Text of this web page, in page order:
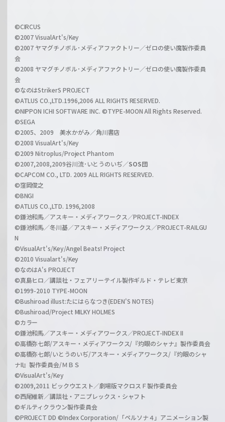
a
r
z
i
l
h
a
n
l
©CIRCUS
©2007 VisualArt's/Key
©2007 ヤマグチノボル･メディアファクトリー／ゼロの使い魔製作委員
会
©2008 ヤマグチノボル･メディアファクトリー／ゼロの使い魔製作委員
会
©なのはStrikerS PROJECT
©ATLUS CO.,LTD.1996,2006 ALL RIGHTS RESERVED.
©NIPPON ICHI SOFTWARE INC. ©TYPE-MOON All Rights Reserved.
©SEGA
©2005、2009 美水かがみ／角川書店
©2008 VisualArt's/Key
©2009 Nitroplus/Project Phantom
©2007,2008,2009谷川流･いとうのいぢ／SOS団
©CAPCOM CO., LTD. 2009 ALL RIGHTS RESERVED.
©窪岡俊之
©BNGI
©ATLUS CO.,LTD. 1996,2008
©鎌池和馬／アスキー・メディアワークス／PROJECT-INDEX
©鎌池和馬／冬川基／アスキー・メディアワークス／PROJECT-RAILGU
N
©VisualArt's/Key/Angel Beats! Project
©2010 Visualart's/Key
©なのはA's PROJECT
©真島ヒロ／講談社・フェアリーテイル製作ギルド・テレビ東京
©1999-2010 TYPE-MOON
©Bushiroad illust:たにはらなつき(EDEN'S NOTES)
©Bushiroad/Project MILKY HOLMES
©カラー
©鎌池和馬／アスキー・メディアワークス／PROJECT-INDEX II
©高橋弥七郎/アスキー・メディアワークス/『灼眼のシャナ』製作委員会
©高橋弥七郎/いとうのいぢ/アスキー・メディアワークス/『灼眼のシャ
ナII』製作委員会/ＭＢＳ
©VisualArt's/Key
©2009,2011 ビックウエスト／劇場版マクロスＦ製作委員会
©西尾維新／講談社・アニプレックス・シャフト
©ギルティクラウン製作委員会
©PROJECT DD ©Index Corporation/「ペルソナ４」アニメーション製